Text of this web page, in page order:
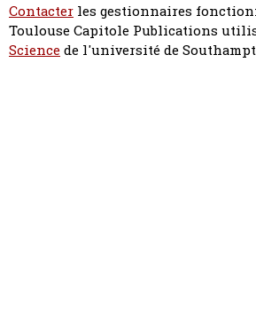
Contacter les gestionnaires
Toulouse Capitole Publications
Sciencede l'université de